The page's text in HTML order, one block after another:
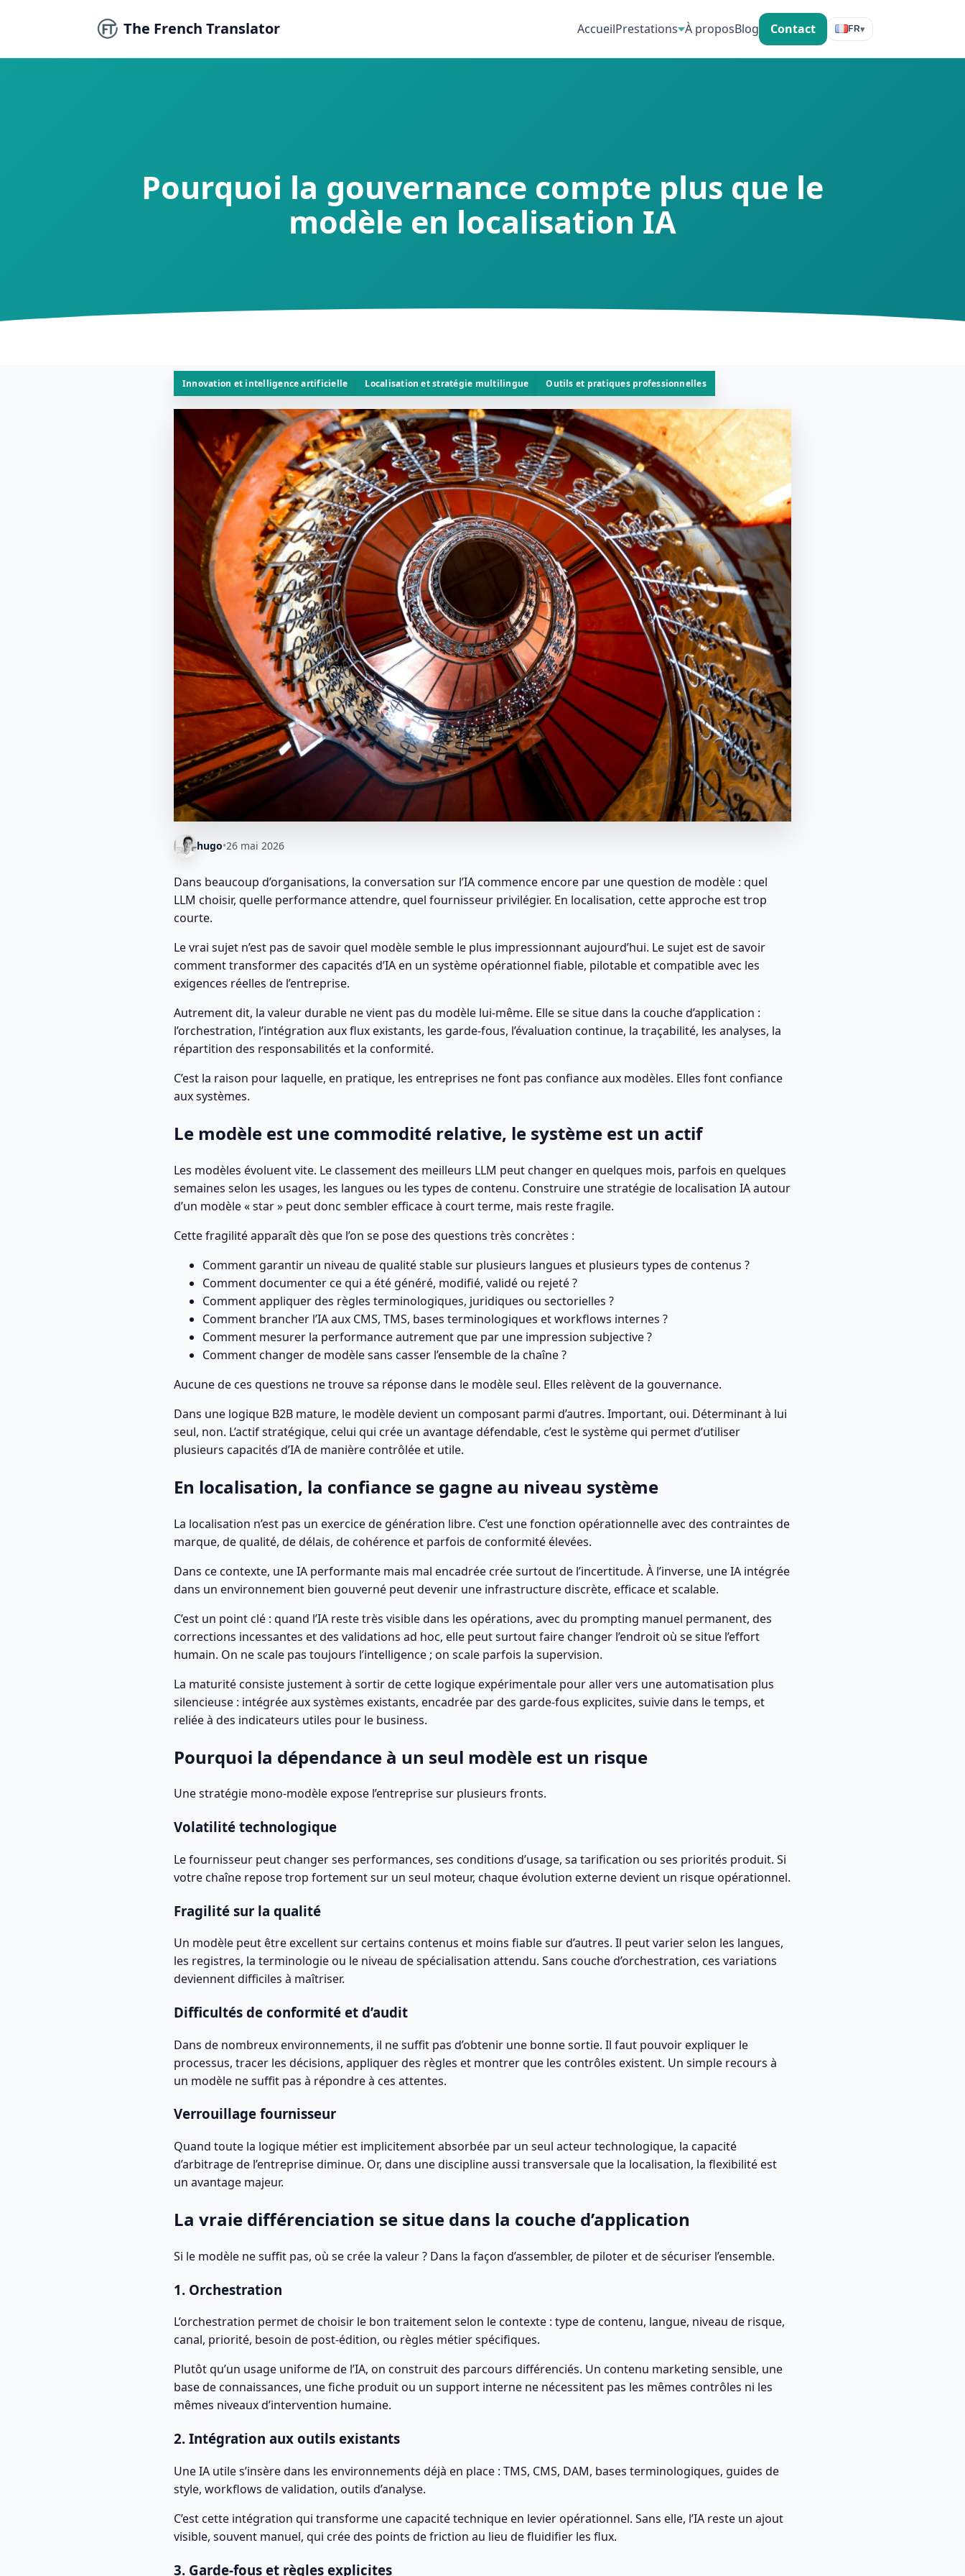
The French Translator AccueilPrestations À proposBlog Contact FR▾
Pourquoi la gouvernance compte plus que le
modèle en localisation IA
Innovation et intelligence artificielle Localisation et stratégie multilingue Outils et pratiques professionnelles
hugo•26 mai 2026
Dans beaucoup d’organisations, la conversation sur l’IA commence encore par une question de modèle : quel
LLM choisir, quelle performance attendre, quel fournisseur privilégier. En localisation, cette approche est trop
courte.
Le vrai sujet n’est pas de savoir quel modèle semble le plus impressionnant aujourd’hui. Le sujet est de savoir
comment transformer des capacités d’IA en un système opérationnel fiable, pilotable et compatible avec les
exigences réelles de l’entreprise.
Autrement dit, la valeur durable ne vient pas du modèle lui-même. Elle se situe dans la couche d’application :
l’orchestration, l’intégration aux flux existants, les garde-fous, l’évaluation continue, la traçabilité, les analyses, la
répartition des responsabilités et la conformité.
C’est la raison pour laquelle, en pratique, les entreprises ne font pas confiance aux modèles. Elles font confiance
aux systèmes.
Le modèle est une commodité relative, le système est un actif
Les modèles évoluent vite. Le classement des meilleurs LLM peut changer en quelques mois, parfois en quelques
semaines selon les usages, les langues ou les types de contenu. Construire une stratégie de localisation IA autour
d’un modèle « star » peut donc sembler efficace à court terme, mais reste fragile.
Cette fragilité apparaît dès que l’on se pose des questions très concrètes :
Comment garantir un niveau de qualité stable sur plusieurs langues et plusieurs types de contenus ?
Comment documenter ce qui a été généré, modifié, validé ou rejeté ?
Comment appliquer des règles terminologiques, juridiques ou sectorielles ?
Comment brancher l’IA aux CMS, TMS, bases terminologiques et workflows internes ?
Comment mesurer la performance autrement que par une impression subjective ?
Comment changer de modèle sans casser l’ensemble de la chaîne ?
Aucune de ces questions ne trouve sa réponse dans le modèle seul. Elles relèvent de la gouvernance.
Dans une logique B2B mature, le modèle devient un composant parmi d’autres. Important, oui. Déterminant à lui
seul, non. L’actif stratégique, celui qui crée un avantage défendable, c’est le système qui permet d’utiliser
plusieurs capacités d’IA de manière contrôlée et utile.
En localisation, la confiance se gagne au niveau système
La localisation n’est pas un exercice de génération libre. C’est une fonction opérationnelle avec des contraintes de
marque, de qualité, de délais, de cohérence et parfois de conformité élevées.
Dans ce contexte, une IA performante mais mal encadrée crée surtout de l’incertitude. À l’inverse, une IA intégrée
dans un environnement bien gouverné peut devenir une infrastructure discrète, efficace et scalable.
C’est un point clé : quand l’IA reste très visible dans les opérations, avec du prompting manuel permanent, des
corrections incessantes et des validations ad hoc, elle peut surtout faire changer l’endroit où se situe l’effort
humain. On ne scale pas toujours l’intelligence ; on scale parfois la supervision.
La maturité consiste justement à sortir de cette logique expérimentale pour aller vers une automatisation plus
silencieuse : intégrée aux systèmes existants, encadrée par des garde-fous explicites, suivie dans le temps, et
reliée à des indicateurs utiles pour le business.
Pourquoi la dépendance à un seul modèle est un risque
Une stratégie mono-modèle expose l’entreprise sur plusieurs fronts.
Volatilité technologique
Le fournisseur peut changer ses performances, ses conditions d’usage, sa tarification ou ses priorités produit. Si
votre chaîne repose trop fortement sur un seul moteur, chaque évolution externe devient un risque opérationnel.
Fragilité sur la qualité
Un modèle peut être excellent sur certains contenus et moins fiable sur d’autres. Il peut varier selon les langues,
les registres, la terminologie ou le niveau de spécialisation attendu. Sans couche d’orchestration, ces variations
deviennent difficiles à maîtriser.
Difficultés de conformité et d’audit
Dans de nombreux environnements, il ne suffit pas d’obtenir une bonne sortie. Il faut pouvoir expliquer le
processus, tracer les décisions, appliquer des règles et montrer que les contrôles existent. Un simple recours à
un modèle ne suffit pas à répondre à ces attentes.
Verrouillage fournisseur
Quand toute la logique métier est implicitement absorbée par un seul acteur technologique, la capacité
d’arbitrage de l’entreprise diminue. Or, dans une discipline aussi transversale que la localisation, la flexibilité est
un avantage majeur.
La vraie différenciation se situe dans la couche d’application
Si le modèle ne suffit pas, où se crée la valeur ? Dans la façon d’assembler, de piloter et de sécuriser l’ensemble.
1. Orchestration
L’orchestration permet de choisir le bon traitement selon le contexte : type de contenu, langue, niveau de risque,
canal, priorité, besoin de post-édition, ou règles métier spécifiques.
Plutôt qu’un usage uniforme de l’IA, on construit des parcours différenciés. Un contenu marketing sensible, une
base de connaissances, une fiche produit ou un support interne ne nécessitent pas les mêmes contrôles ni les
mêmes niveaux d’intervention humaine.
2. Intégration aux outils existants
Une IA utile s’insère dans les environnements déjà en place : TMS, CMS, DAM, bases terminologiques, guides de
style, workflows de validation, outils d’analyse.
C’est cette intégration qui transforme une capacité technique en levier opérationnel. Sans elle, l’IA reste un ajout
visible, souvent manuel, qui crée des points de friction au lieu de fluidifier les flux.
3. Garde-fous et règles explicites